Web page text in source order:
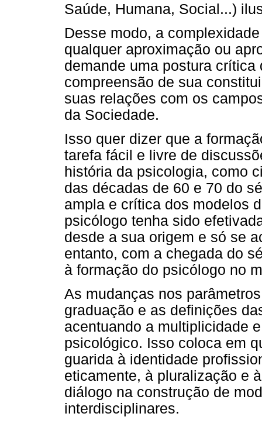
Saúde, Humana, Social...)
Desse modo, a
qualquer aproximação ou
demande uma postura
compreensão de sua
suas relações com os
da Sociedade.
Isso quer dizer que a
tarefa fácil e livre de
história da psicologia, como
das décadas de 60 e 70 do
ampla e crítica dos modelos
psicólogo tenha sido
desde a sua origem e só se
entanto, com a chegada do
à formação do psicólogo no
As mudanças nos
graduação e as definições
acentuando a multiplicidade
psicológico. Isso coloca em
guarida à identidade
eticamente, à pluralização e
diálogo na construção de
interdisciplinares.